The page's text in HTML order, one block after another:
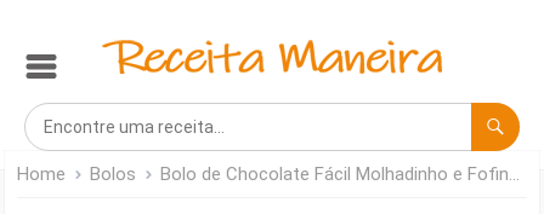
Home Bolos Bolo de Chocolate Fácil Molhadinho e Fofinho